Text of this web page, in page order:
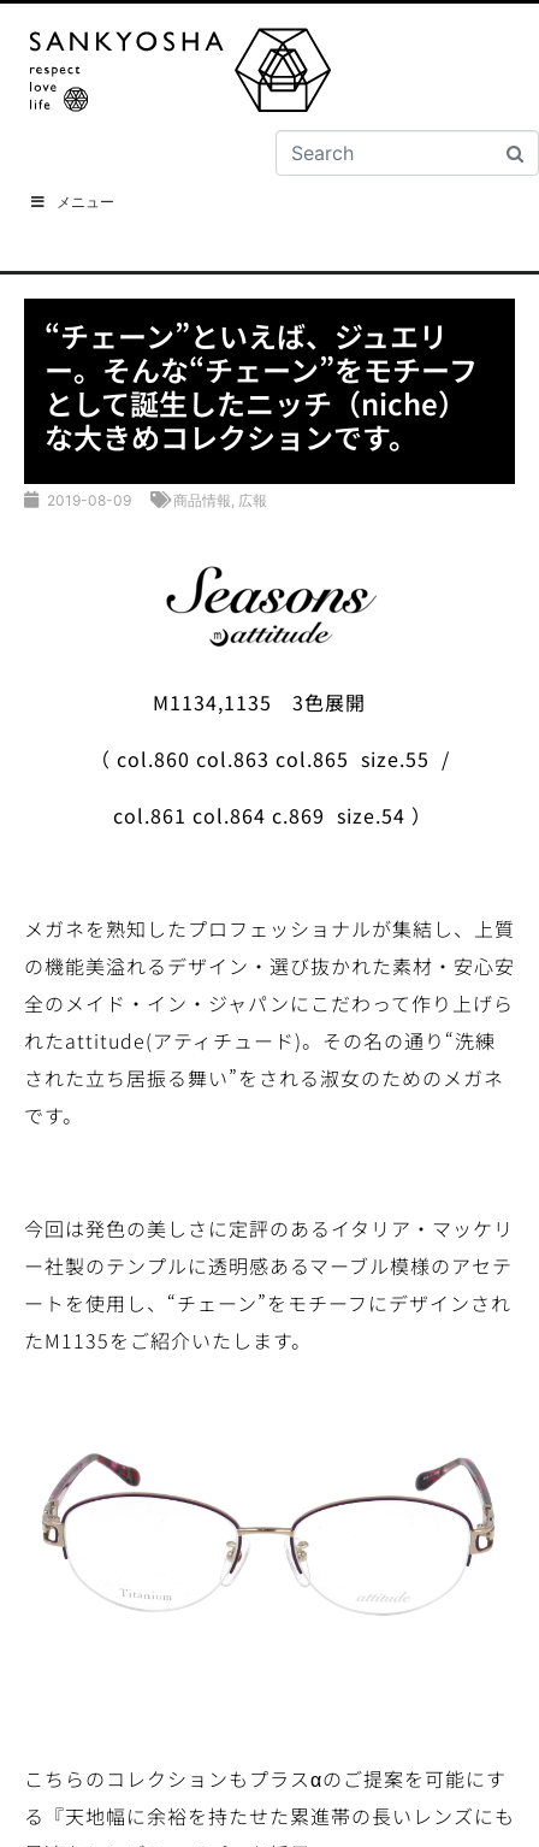
メニュー
“チェーン”といえば、ジュエリ
ー。そんな“チェーン”をモチーフ
として誕生したニッチ（niche）
な大きめコレクションです。
2019-08-09 商品情報, 広報
M1134,1135 3色展開
（ col.860 col.863 col.865 size.55 /
col.861 col.864 c.869 size.54 ）
メガネを熟知したプロフェッショナルが集結し、上質
の機能美溢れるデザイン・選び抜かれた素材・安心安
全のメイド・イン・ジャパンにこだわって作り上げら
れたattitude(アティチュード)。その名の通り“洗練
された立ち居振る舞い”をされる淑女のためのメガネ
です。
今回は発色の美しさに定評のあるイタリア・マッケリ
ー社製のテンプルに透明感あるマーブル模様のアセテ
ートを使用し、“チェーン”をモチーフにデザインされ
たM1135をご紹介いたします。
こちらのコレクションもプラスαのご提案を可能にす
る『天地幅に余裕を持たせた累進帯の長いレンズにも